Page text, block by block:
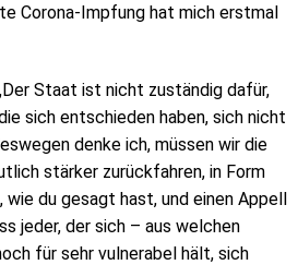
Corona-Impfung hat mich erstmal
Staat ist nicht zuständig dafür,
sich entschieden haben, sich nicht
denke ich, müssen wir die
stärker zurückfahren, in Form
wie du gesagt hast, und einen Appell
jeder, der sich – aus welchen
für sehr vulnerabel hält, sich